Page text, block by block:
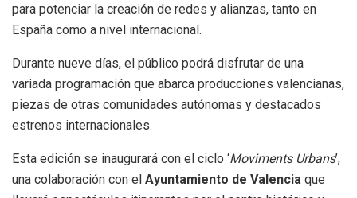
para potenciar la creación de redes y alianzas, tanto en
España como a nivel internacional.
Durante nueve días, el público podrá disfrutar de una
variada programación que abarca producciones valencianas,
piezas de otras comunidades autónomas y destacados
estrenos internacionales.
Esta edición se inaugurará con el ciclo ‘Moviments Urbans’,
una colaboración con el Ayuntamiento de Valencia que